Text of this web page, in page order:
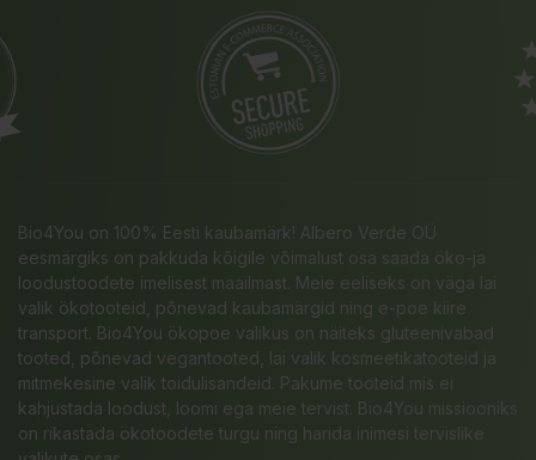
Bio4You on 100% Eesti kaubamärk! Albero Verde OÜ
eesmärgiks on pakkuda kõigile võimalust osa saada öko-ja
loodustoodete imelisest maailmast. Meie eeliseks on väga lai
valik ökotooteid, põnevad kaubamärgid ning e-poe kiire
transport. Bio4You ökopoe valikus on näiteks gluteenivabad
tooted, põnevad vegantooted, lai valik kosmeetikatooteid ja
mitmekesine valik toidulisandeid. Pakume tooteid mis ei
kahjustada loodust, loomi ega meie tervist. Bio4You missiooniks
on rikastada ökotoodete turgu ning harida inimesi tervislike